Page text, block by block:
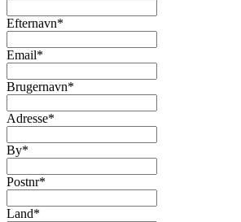
Efternavn*
Email*
Brugernavn*
Adresse*
By*
Postnr*
Land*